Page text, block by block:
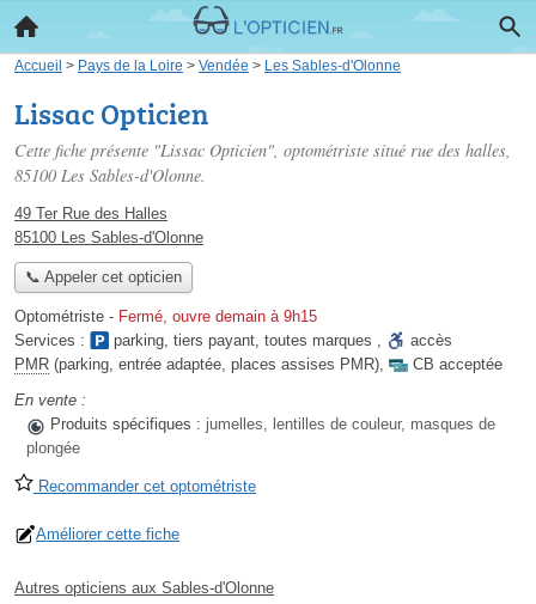
Accueil > Pays de la Loire > Vendée > Les Sables-d'Olonne
Lissac Opticien
Cette fiche présente "Lissac Opticien", optométriste situé rue des halles,
85100 Les Sables-d'Olonne.
49 Ter Rue des Halles
85100 Les Sables-d'Olonne
📞 Appeler cet opticien
Optométriste - Fermé, ouvre demain à 9h15
Services :
parking, tiers payant, toutes marques ,
accès
PMR (parking, entrée adaptée, places assises PMR),
CB acceptée
En vente :
Produits spécifiques : jumelles, lentilles de couleur, masques de
plongée
Recommander cet optométriste
Améliorer cette fiche
Autres opticiens aux Sables-d'Olonne